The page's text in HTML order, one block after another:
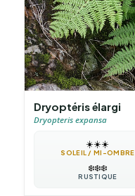
Dryoptéris élargi
Dryopteris expansa
☀️☀️☀️
SOLEIL / MI-OMBRE
❄️❄️❄️
RUSTIQUE